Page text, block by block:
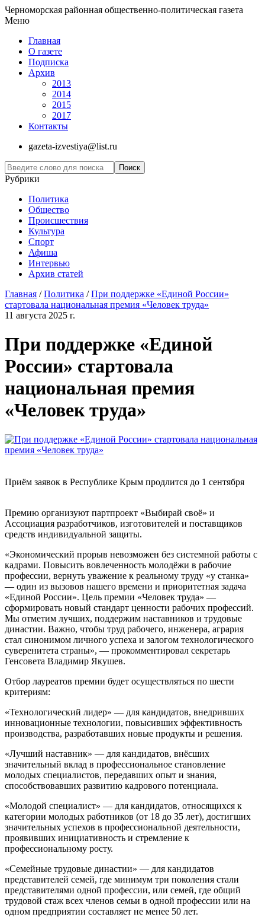
Черноморская районная общественно-политическая газета
Меню
Главная
О газете
Подписка
Архив
2013
2014
2015
2017
Контакты
gazeta-izvestiya@list.ru
Рубрики
Политика
Общество
Проиcшествия
Культура
Спорт
Афиша
Интервью
Архив статей
Главная /Политика /При поддержке «Единой России»
стартовала национальная премия «Человек труда»
11 августа 2025 г.
При поддержке «Единой
России» стартовала
национальная премия
«Человек труда»
Приём заявок в Республике Крым продлится до 1 сентября
Премию организуют партпроект «Выбирай своё» и
Ассоциация разработчиков, изготовителей и поставщиков
средств индивидуальной защиты.
«Экономический прорыв невозможен без системной работы с
кадрами. Повысить вовлеченность молодёжи в рабочие
профессии, вернуть уважение к реальному труду «у станка»
— один из вызовов нашего времени и приоритетная задача
«Единой России». Цель премии «Человек труда» —
сформировать новый стандарт ценности рабочих профессий.
Мы отметим лучших, поддержим наставников и трудовые
династии. Важно, чтобы труд рабочего, инженера, агрария
стал синонимом личного успеха и залогом технологического
суверенитета страны», — прокомментировал секретарь
Генсовета Владимир Якушев.
Отбор лауреатов премии будет осуществляться по шести
критериям:
«Технологический лидер» — для кандидатов, внедривших
инновационные технологии, повысивших эффективность
производства, разработавших новые продукты и решения.
«Лучший наставник» — для кандидатов, внёсших
значительный вклад в профессиональное становление
молодых специалистов, передавших опыт и знания,
способствовавших развитию кадрового потенциала.
«Молодой специалист» — для кандидатов, относящихся к
категории молодых работников (от 18 до 35 лет), достигших
значительных успехов в профессиональной деятельности,
проявивших инициативность и стремление к
профессиональному росту.
«Семейные трудовые династии» — для кандидатов
представителей семей, где минимум три поколения стали
представителями одной профессии, или семей, где общий
трудовой стаж всех членов семьи в одной профессии или на
одном предприятии составляет не менее 50 лет.